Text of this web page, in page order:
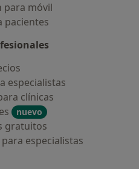
para móvil
pacientes
especialistas
clínicas
nuevo
gratuitos
especialistas